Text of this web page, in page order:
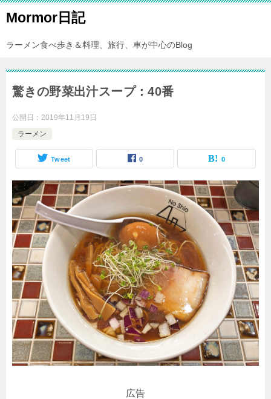
Mormor日記
ラーメン食べ歩き＆料理、旅行、車が中心のBlog
驚きの野菜出汁スープ：40番
公開日： 2019年11月19日
ラーメン
Tweet 0 0
広告